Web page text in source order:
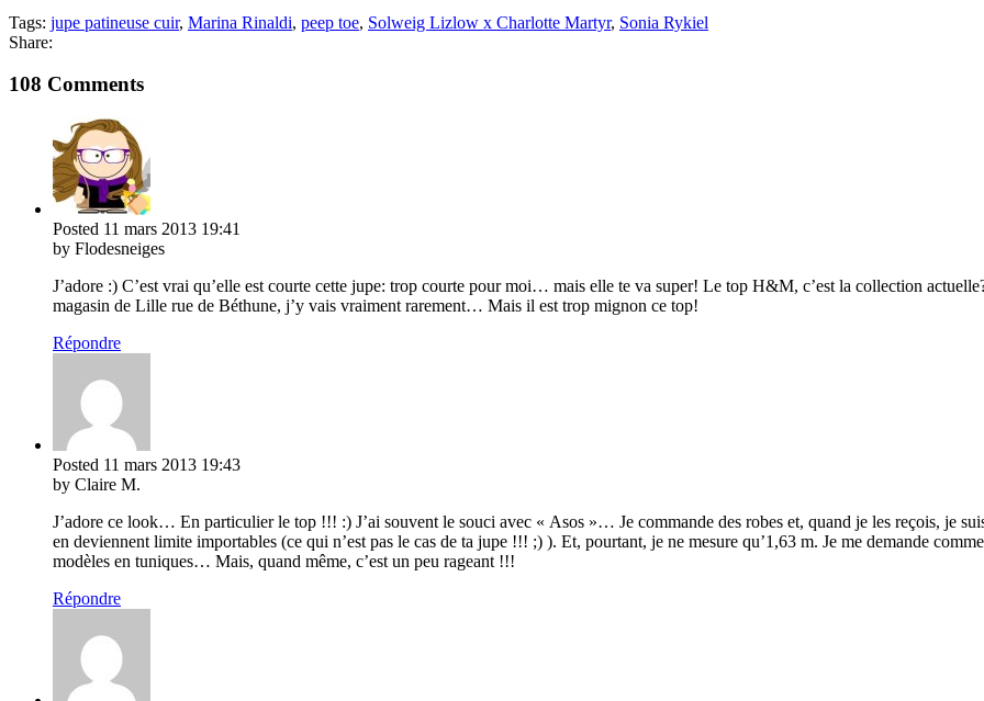
Tags: jupe patineuse cuir, Marina Rinaldi, peep toe, Solweig Lizlow x Charlotte Martyr, Sonia Rykiel
Share:
108 Comments
Posted 11 mars 2013 19:41
by Flodesneiges
J’adore :) C’est vrai qu’elle est courte cette jupe: trop courte pour moi… mais elle te va super! Le top H&M, c’est la collection
magasin de Lille rue de Béthune, j’y vais vraiment rarement… Mais il est trop mignon ce top!
Répondre
Posted 11 mars 2013 19:43
by Claire M.
J’adore ce look… En particulier le top !!! :) J’ai souvent le souci avec « Asos »… Je commande des robes et, quand je les reçois, je
en deviennent limite importables (ce qui n’est pas le cas de ta jupe !!! ;) ). Et, pourtant, je ne mesure qu’1,63 m. Je me demande
modèles en tuniques… Mais, quand même, c’est un peu rageant !!!
Répondre